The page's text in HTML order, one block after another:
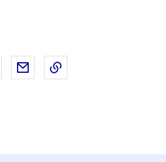
sur X (anciennement Twitter)
Partager sur LinkedIn
Partager par email